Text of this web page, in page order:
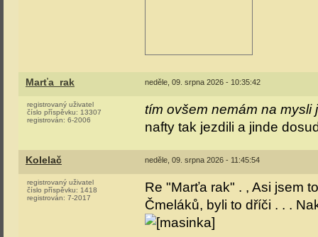
Marťa_rak neděle, 09. srpna 2026 - 10:35:42
registrovaný uživatel
číslo příspěvku: 13307
registrován: 6-2006
tím ovšem nemám na mysli
nafty tak jezdili a jinde
Kolelač neděle, 09. srpna 2026 - 11:45:54
registrovaný uživatel
číslo příspěvku: 1418
registrován: 7-2017
Re "Marťa rak" . , Asi jsem
Čmeláků, byli to dříči . . .